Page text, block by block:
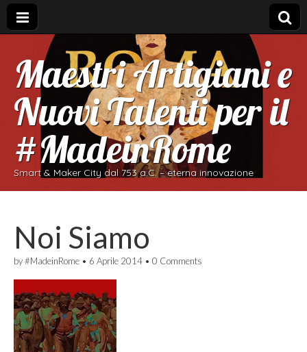
Maestri Artigiani e
Nuovi Talenti per il
#MadeinRome
Smart & Maker City dal 753 a.C. – eterna innovazione
Noi Siamo
by#MadeinRome • 6 Aprile 2014 • 0 Comments